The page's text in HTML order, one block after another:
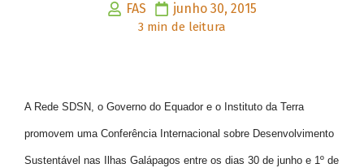
FAS junho 30, 2015
3 min de leitura
A Rede SDSN, o Governo do Equador e o Instituto da Terra
promovem uma Conferência Internacional sobre Desenvolvimento
Sustentável nas Ilhas Galápagos entre os dias 30 de junho e 1º de